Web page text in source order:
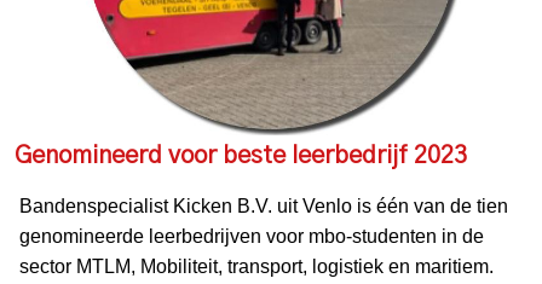
Genomineerd voor beste leerbedrijf 2023
Bandenspecialist Kicken B.V. uit Venlo is één van de tien
genomineerde leerbedrijven voor mbo-studenten in de
sector MTLM, Mobiliteit, transport, logistiek en maritiem.